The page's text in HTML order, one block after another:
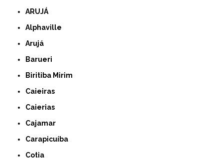
ARUJÁ
Alphaville
Arujá
Barueri
Biritiba Mirim
Caieiras
Caierias
Cajamar
Carapicuíba
Cotia